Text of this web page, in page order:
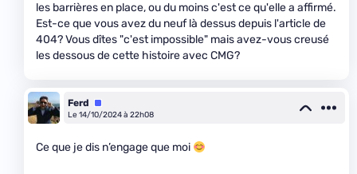
les barrières en place, ou du moins c'est ce qu'elle a affirmé.
Est-ce que vous avez du neuf là dessus depuis l'article de
404? Vous dîtes "c'est impossible" mais avez-vous creusé
les dessous de cette histoire avec CMG?
Ferd
Équipe
Le 14/10/2024 à 22h08
Ce que je dis n’engage que moi